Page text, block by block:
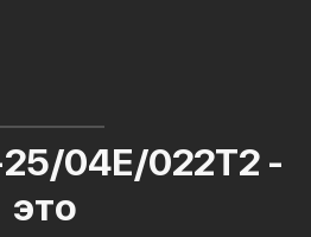
04Е/022Т2 -
это